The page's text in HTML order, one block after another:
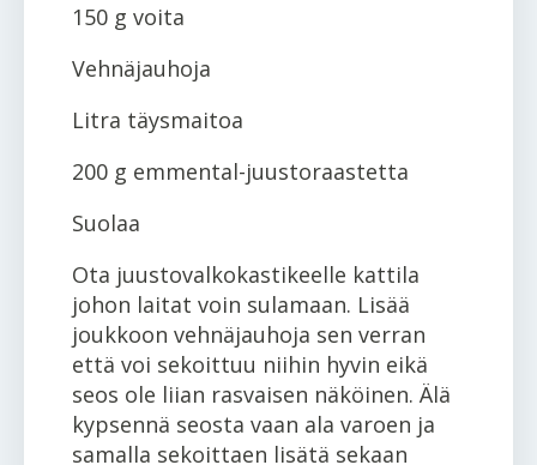
150 g voita
Vehnäjauhoja
Litra täysmaitoa
200 g emmental-juustoraastetta
Suolaa
Ota juustovalkokastikeelle kattila
johon laitat voin sulamaan. Lisää
joukkoon vehnäjauhoja sen verran
että voi sekoittuu niihin hyvin eikä
seos ole liian rasvaisen näköinen. Älä
kypsennä seosta vaan ala varoen ja
samalla sekoittaen lisätä sekaan